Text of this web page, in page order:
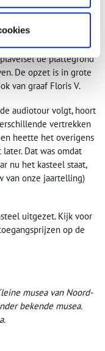
Lopend door de zalen
de plattegrond
De opzet is in grote
van graaf Floris V.
audiotour volgt, hoort
vertrekken
heette het overigens
Dat was omdat
nu het kasteel staat,
van onze jaartelling)
uitgezet. Kijk voor
op de
musea van Noord-
bekende musea.